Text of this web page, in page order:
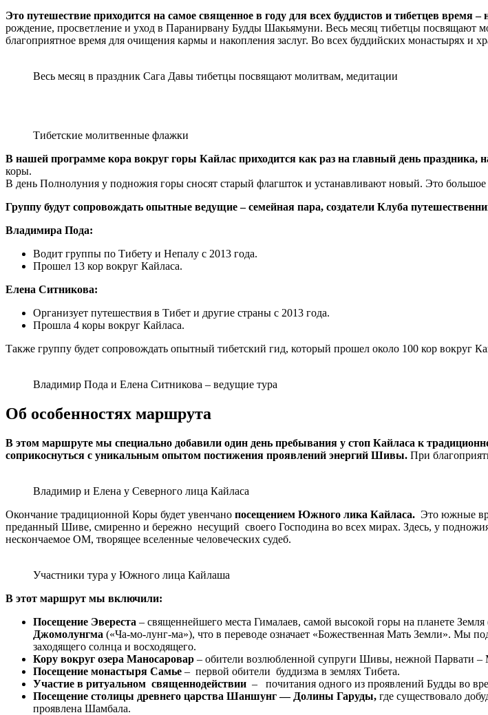
Это путешествие приходится на самое священное в году для всех буддистов и тибетцев время
рождение, просветление и уход в Паранирвану Будды Шакьямуни. Весь месяц тибетцы посвящают
благоприятное время для очищения кармы и накопления заслуг. Во всех буддийских монастырях
Весь месяц в праздник Сага Давы тибетцы посвящают молитвам, медитации
Тибетские молитвенные флажки
В нашей программе кора вокруг горы Кайлас приходится как раз на главный день праздника,
коры.
В день Полнолуния у подножия горы сносят старый флагшток и устанавливают новый. Это
Группу будут сопровождать опытные ведущие – семейная пара, создатели Клуба
Владимира Пода:
Водит группы по Тибету и Непалу с 2013 года.
Прошел 13 кор вокруг Кайласа.
Елена Ситникова:
Организует путешествия в Тибет и другие страны с 2013 года.
Прошла 4 коры вокруг Кайласа.
Также группу будет сопровождать опытный тибетский гид, который прошел около 100 кор вокруг
Владимир Пода и Елена Ситникова – ведущие тура
Об особенностях маршрута
В этом маршруте мы специально добавили один день пребывания у стоп Кайласа к
соприкоснуться с уникальным опытом постижения проявлений энергий Шивы. При
Владимир и Елена у Северного лица Кайласа
Окончание традиционной Коры будет увенчано посещением Южного лика Кайласа. Это южные
преданный Шиве, смиренно и бережно несущий своего Господина во всех мирах. Здесь, у
нескончаемое ОМ, творящее вселенные человеческих судеб.
Участники тура у Южного лица Кайлаша
В этот маршрут мы включили:
Посещение Эвереста – священнейшего места Гималаев, самой высокой горы на планете
Джомолунгма («Ча-мо-лунг-ма»), что в переводе означает «Божественная Мать Земли». Мы
заходящего солнца и восходящего.
Кору вокруг озера Маносаровар – обители возлюбленной супруги Шивы, нежной Парвати –
Посещение монастыря Самье – первой обители буддизма в землях Тибета.
Участие в ритуальном священнодействии – почитания одного из проявлений Будды во
Посещение столицы древнего царства Шаншунг — Долины Гаруды, где существовало
проявлена Шамбала.